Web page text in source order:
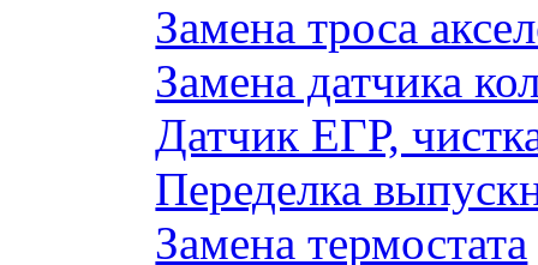
Замена троса
Замена датчика
Датчик ЕГР,
Переделка
Замена термостата